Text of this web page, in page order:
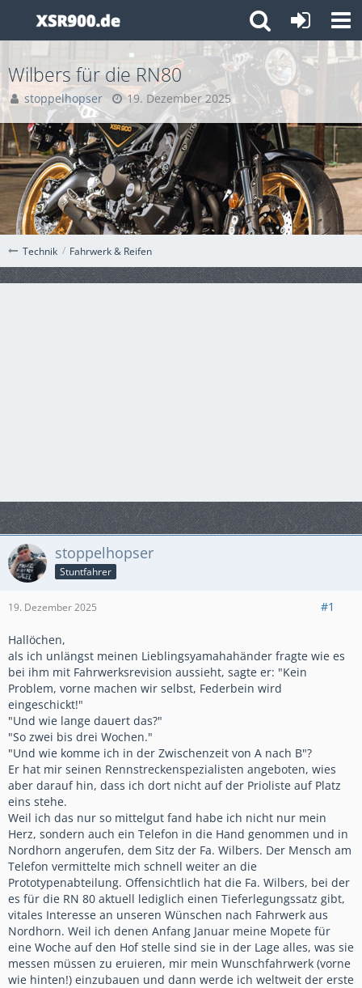
Technik Fahrwerk & Reifen
Wilbers für die RN80
stoppelhopser 19. Dezember 2025
stoppelhopser
Stuntfahrer
19. Dezember 2025 #1
Hallöchen,
als ich unlängst meinen Lieblingsyamahahänder fragte wie es
bei ihm mit Fahrwerksrevision aussieht, sagte er: "Kein
Problem, vorne machen wir selbst, Federbein wird
eingeschickt!"
"Und wie lange dauert das?"
"So zwei bis drei Wochen."
"Und wie komme ich in der Zwischenzeit von A nach B"?
Er hat mir seinen Rennstreckenspezialisten angeboten, wies
aber darauf hin, dass ich dort nicht auf der Prioliste auf Platz
eins stehe.
Weil ich das nur so mittelgut fand habe ich nicht nur mein
Herz, sondern auch ein Telefon in die Hand genommen und in
Nordhorn angerufen, dem Sitz der Fa. Wilbers. Der Mensch am
Telefon vermittelte mich schnell weiter an die
Prototypenabteilung. Offensichtlich hat die Fa. Wilbers, bei der
es für die RN 80 aktuell lediglich einen Tieferlegungssatz gibt,
vitales Interesse an unseren Wünschen nach Fahrwerk aus
Nordhorn. Weil ich denen Anfang Januar meine Mopete für
eine Woche auf den Hof stelle sind sie in der Lage alles, was sie
messen müssen zu eruieren, mir mein Wunschfahrwerk (vorne
wie hinten!) einzubauen und dann werde ich weltweit der erste